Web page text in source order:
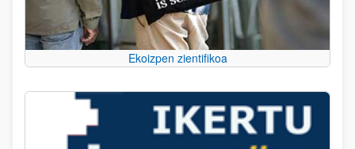
Ekoizpen zientifikoa